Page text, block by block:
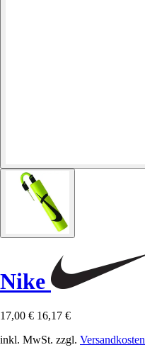
Nike
17,00 € 16,17 €
inkl. MwSt. zzgl. Versandkosten